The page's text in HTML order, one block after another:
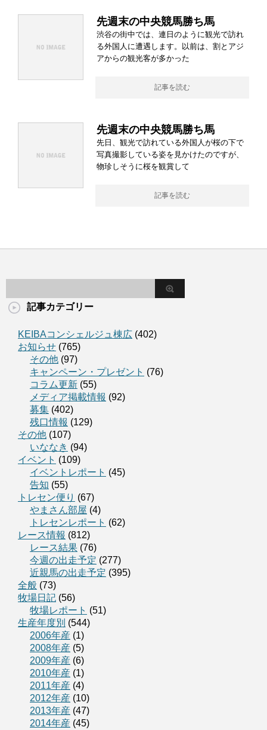
先週末の中央競馬勝ち馬
渋谷の街中では、連日のように観光で訪れ
る外国人に遭遇します。以前は、割とアジ
アからの観光客が多かった
記事を読む
先週末の中央競馬勝ち馬
先日、観光で訪れている外国人が桜の下で
写真撮影している姿を見かけたのですが、
物珍しそうに桜を観賞して
記事を読む
記事カテゴリー
KEIBAコンシェルジュ棟広 (402)
お知らせ (765)
その他 (97)
キャンペーン・プレゼント (76)
コラム更新 (55)
メディア掲載情報 (92)
募集 (402)
残口情報 (129)
その他 (107)
いななき (94)
イベント (109)
イベントレポート (45)
告知 (55)
トレセン便り (67)
やまさん部屋 (4)
トレセンレポート (62)
レース情報 (812)
レース結果 (76)
今週の出走予定 (277)
近親馬の出走予定 (395)
全般 (73)
牧場日記 (56)
牧場レポート (51)
生産年度別 (544)
2006年産 (1)
2008年産 (5)
2009年産 (6)
2010年産 (1)
2011年産 (4)
2012年産 (10)
2013年産 (47)
2014年産 (45)